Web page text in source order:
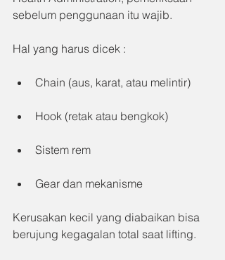
sebelum penggunaan itu wajib.
Hal yang harus dicek :
Chain (aus, karat, atau melintir)
Hook (retak atau bengkok)
Sistem rem
Gear dan mekanisme
Kerusakan kecil yang diabaikan bisa
berujung kegagalan total saat lifting.